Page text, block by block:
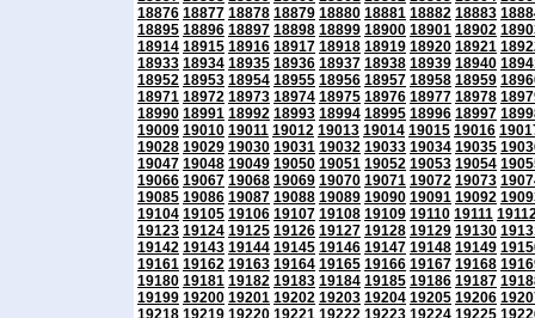
18876 18877 18878 18879 18880 18881 18882 18883
18895 18896 18897 18898 18899 18900 18901 18902
18914 18915 18916 18917 18918 18919 18920 18921
18933 18934 18935 18936 18937 18938 18939 18940
18952 18953 18954 18955 18956 18957 18958 18959
18971 18972 18973 18974 18975 18976 18977 18978
18990 18991 18992 18993 18994 18995 18996 18997
19009 19010 19011 19012 19013 19014 19015 19016
19028 19029 19030 19031 19032 19033 19034 19035
19047 19048 19049 19050 19051 19052 19053 19054
19066 19067 19068 19069 19070 19071 19072 19073
19085 19086 19087 19088 19089 19090 19091 19092
19104 19105 19106 19107 19108 19109 19110 19111
19123 19124 19125 19126 19127 19128 19129 19130
19142 19143 19144 19145 19146 19147 19148 19149
19161 19162 19163 19164 19165 19166 19167 19168
19180 19181 19182 19183 19184 19185 19186 19187
19199 19200 19201 19202 19203 19204 19205 19206
19218 19219 19220 19221 19222 19223 19224 19225